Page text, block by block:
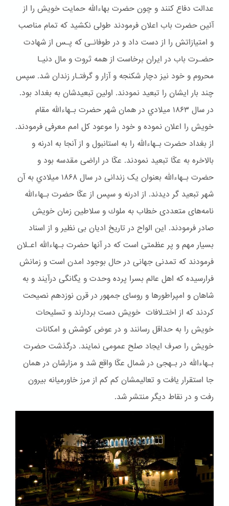
عدالت دفاع کنند و چون حضرت بهاءالله حمایت خویش را از
آئین حضرت باب اعلان فرمودند طولی نکشید که تمام مناصب
و امتیازاتش را از دست داد و در طوفانـی که پـس از شهادت
حضـرت باب در ایران برخاست از همه ثروت و مال دنیـا
محروم و خود نیز دچار شكنجه و آزار و گرفتـار زندان شد. سپس
چند بار ایشان را تبعید نمودند. اولین تبعیدشان به بغداد بود.
در سال ۱۸۶۳ ميلادي در همان شهر حضرت بـهاءالله مقام
خويش را اعلان نموده و خود را موعود کل امم معرفی فرمودند.
از بغداد حضرت بـهاءالله را به استانبول و از آنجا به ادرنه و
بالاخره به عکّا تبعید نمودند. عکّا در اراضی مقدسه بود و
حضرت بـهاءالله بعنوان یک زندانی در سال ۱۸۶۸ ميلادي به آن
شهر تبعيد گر ديدند. از ادرنه و سپس از عکّا حضرت بـهاءالله
نامه‌های متعددی خطاب به ملوك و سلاطین زمان خویش
صادر فرمودند. این الواح در تاریخ ادیان بی نظیر و از اسناد
بسیار مهم و پر عظمتی است که در آنها حضرت بـهاءالله اعـلان
فرمودند که تمدنی جهانی در حال بوجود امدن است و زمانش
فرارسیده که اهل عالم بسرا پرده وحدت و یگانگی درآیند و به
شاهان و امپراطورها و روسای جمهور در قرن نوزدهم نصیحت
کردند که از اختـﻻفات خویش دست بردارند و تسلیحات
خویش را به حداقل رسانند و در عوض کوشش و امکانات
خویش را صرف ایجاد صلح عمومی نمایند. درگذشت حضرت
بـهاءالله در بـهجی در شمال عکّا واقع شد و مزارشان در همان
جا استقرار یافت و تعالیمشان کم کم از مرز خاورمیانه بیرون
رفت و در نقاط دیگر منتشر شد.